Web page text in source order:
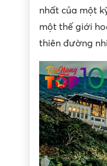
nhất của một
một thế giới
thiên đường